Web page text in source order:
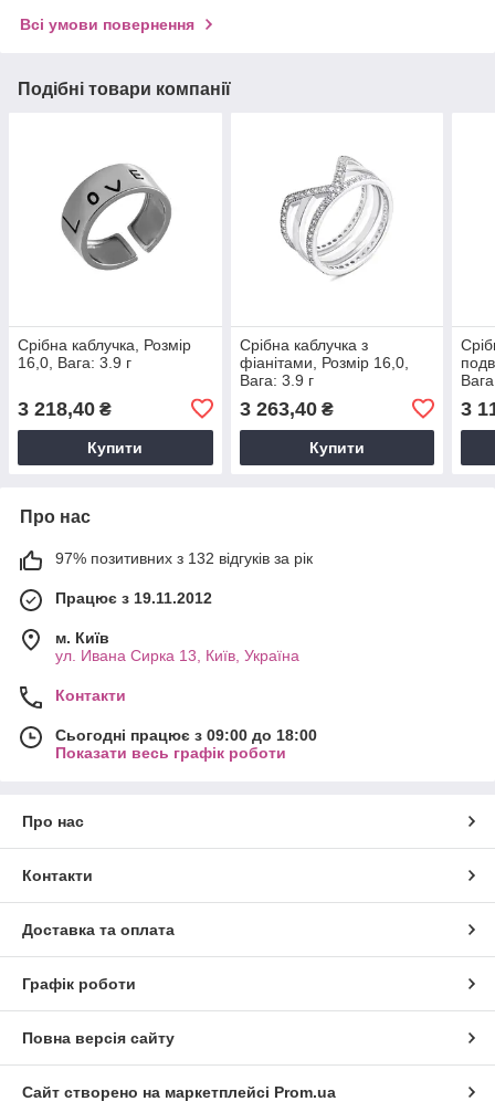
Всі умови повернення
Подібні товари компанії
Срібна каблучка, Розмір
16,0, Вага: 3.9 г
3 218,40 ₴
Купити
Срібна каблучка з
фіанітами, Розмір 16,0,
Вага: 3.9 г
3 263,40₴
Купити
3
Про нас
97% позитивних з 132 відгуків за рік
Працює з 19.11.2012
м. Київ
ул. Ивана Сирка 13, Київ, Україна
Контакти
Сьогодні працює з 09:00 до 18:00
Показати весь графік роботи
Про нас
Контакти
Доставка та оплата
Графік роботи
Повна версія сайту
Сайт створено на маркетплейсі Prom.ua